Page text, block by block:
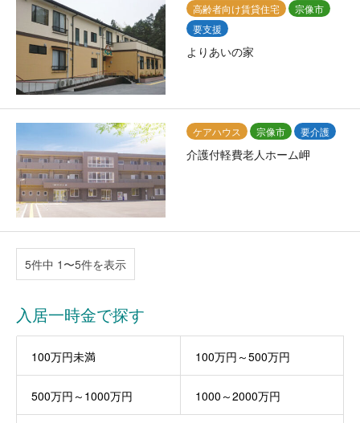
高齢者向け賃貸住宅
宗像市
要支援
よりあいの家
ケアハウス 宗像市 要介護
介護付軽費老人ホーム岬
5件中 1〜5件を表示
入居一時金で探す
100万円未満 100万円～500万円
500万円～1000万円 1000～2000万円